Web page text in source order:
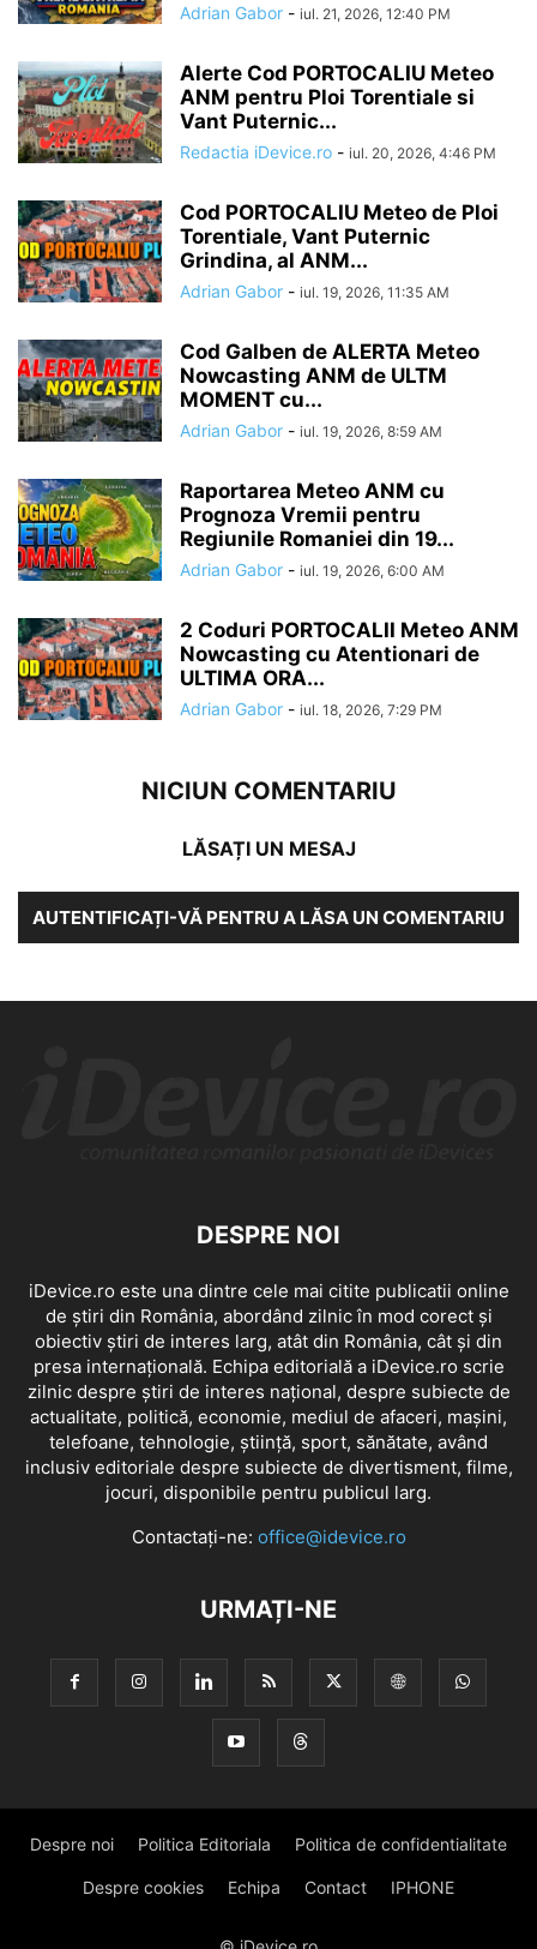
Adrian Gabor - iul. 21, 2026, 12:40 PM
Alerte Cod PORTOCALIU Meteo
ANM pentru Ploi Torentiale si
Vant Puternic...
Redactia iDevice.ro - iul. 20, 2026, 4:46 PM
Cod PORTOCALIU Meteo de Ploi
Torentiale, Vant Puternic
Grindina, al ANM...
Adrian Gabor - iul. 19, 2026, 11:35 AM
Cod Galben de ALERTA Meteo
Nowcasting ANM de ULTM
MOMENT cu...
Adrian Gabor - iul. 19, 2026, 8:59 AM
Raportarea Meteo ANM cu
Prognoza Vremii pentru
Regiunile Romaniei din 19...
Adrian Gabor - iul. 19, 2026, 6:00 AM
2 Coduri PORTOCALII Meteo ANM
Nowcasting cu Atentionari de
ULTIMA ORA...
Adrian Gabor - iul. 18, 2026, 7:29 PM
NICIUN COMENTARIU
LĂSAȚI UN MESAJ
AUTENTIFICAȚI-VĂ PENTRU A LĂSA UN COMENTARIU
DESPRE NOI
iDevice.ro este una dintre cele mai citite publicatii online
de știri din România, abordând zilnic în mod corect și
obiectiv știri de interes larg, atât din România, cât și din
presa internațională. Echipa editorială a iDevice.ro scrie
zilnic despre știri de interes național, despre subiecte de
actualitate, politică, economie, mediul de afaceri, mașini,
telefoane, tehnologie, știință, sport, sănătate, având
inclusiv editoriale despre subiecte de divertisment, filme,
jocuri, disponibile pentru publicul larg.
Contactați-ne: office@idevice.ro
URMAȚI-NE
Despre noi Politica Editoriala Politica de confidentialitate
Despre cookies Echipa Contact IPHONE